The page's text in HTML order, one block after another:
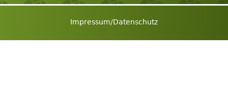
Impressum/Datenschutz